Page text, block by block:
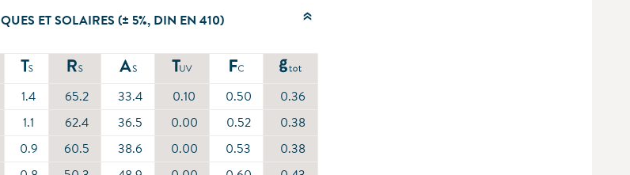
ET SOLAIRES (± 5%, DIN EN 410)
1.4 65.2 33.4 0.10 0.50
0.36
1.1 62.4 36.5 0.00 0.52
0.38
0.9 60.5 38.6 0.00 0.53
0.38